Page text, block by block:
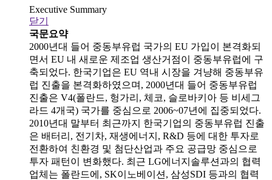
Executive Summary
닫기
국문요약
2000년대 들어 중동부유럽 국가의 EU 가입이 본격화되
면서 EU 내 새로운 제조업 생산거점이 중동부유럽에 구
축되었다. 한국기업은 EU 역내 시장을 겨냥해 중동부유
럽 진출을 본격화하였으며, 2000년대 들어 중동부유럽
진출은 V4(폴란드, 헝가리, 체코, 슬로바키아 등 비세그
라드 4개국) 국가를 중심으로 2006~07년에 집중되었다.
2010년대 말부터 최근까지 한국기업의 중동부유럽 진출
은 배터리, 전기차, 재생에너지, R&D 등에 대한 투자로
전환하여 친환경 및 첨단산업과 주요 공급망 중심으로
투자 패턴이 변화했다. 최근 LG에너지솔루션과의 협력
업체는 폴란드에, SK이노베이션, 삼성SDI 등과의 협력